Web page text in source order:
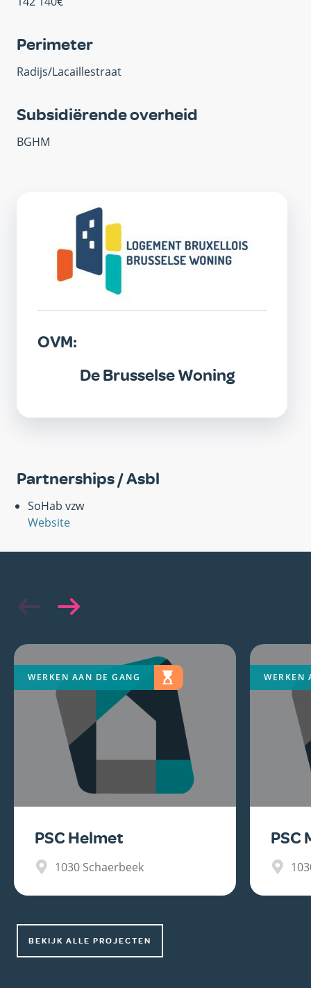
Perimeter
Radijs/Lacaillestraat
Subsidiërende overheid
BGHM
OVM:
De Brusselse Woning
Partnerships / Asbl
SoHab vzw
Website
PSC Helmet
1030 Schaerbeek
WERKEN AAN DE GANG
PSC
WERKEN
BEKIJK ALLE PROJECTEN